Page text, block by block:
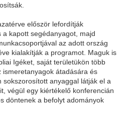
először lefordítják
kapott segédanyagot, majd
az adott ország
kialakítják a programot. Maguk is
Igéket, saját területükön több
ismeretanyagok átadására és
sokszorosított anyaggal látják el a
végül egy kiértékelő konferencián
döntenek a befolyt adományok